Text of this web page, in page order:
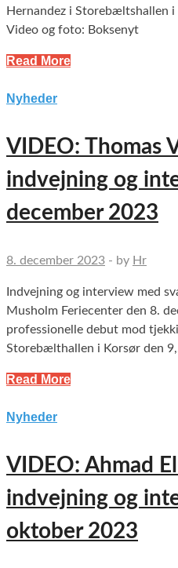
Hernandez i Storebæltshallen i
Video og foto: Boksenyt
Read More
Nyheder
VIDEO: Thomas
indvejning og
december 2023
8. december 2023 - by Hr
Indvejning og interview med
Musholm Feriecenter den 8.
professionelle debut mod
Storebælthallen i Korsør den
Read More
Nyheder
VIDEO: Ahmad
indvejning og
oktober 2023